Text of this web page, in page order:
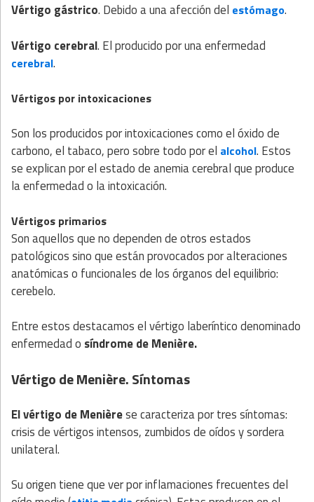
Vértigo gástrico. Debido a una afección del estómago.
Vértigo cerebral. El producido por una enfermedad
cerebral.
Vértigos por intoxicaciones
Son los producidos por intoxicaciones como el óxido de
carbono, el tabaco, pero sobre todo por el alcohol. Estos
se explican por el estado de anemia cerebral que produce
la enfermedad o la intoxicación.
Vértigos primarios
Son aquellos que no dependen de otros estados
patológicos sino que están provocados por alteraciones
anatómicas o funcionales de los órganos del equilibrio:
cerebelo.
Entre estos destacamos el vértigo laberíntico denominado
enfermedad o síndrome de Menière.
Vértigo de Menière. Síntomas
El vértigo de Menièrese caracteriza por tres síntomas:
crisis de vértigos intensos, zumbidos de oídos y sordera
unilateral.
Su origen tiene que ver por inflamaciones frecuentes del